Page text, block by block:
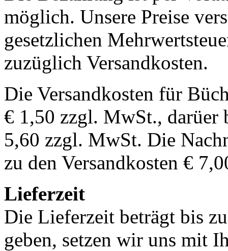
möglich. Unsere Preise
gesetzlichen
zuzüglich Versandkosten.
Die Versandkosten für
€ 1,50 zzgl. MwSt., darüer
5,60 zzgl. MwSt. Die
zu den Versandkosten €
Lieferzeit
Die Lieferzeit beträgt bis
geben, setzen wir uns mit